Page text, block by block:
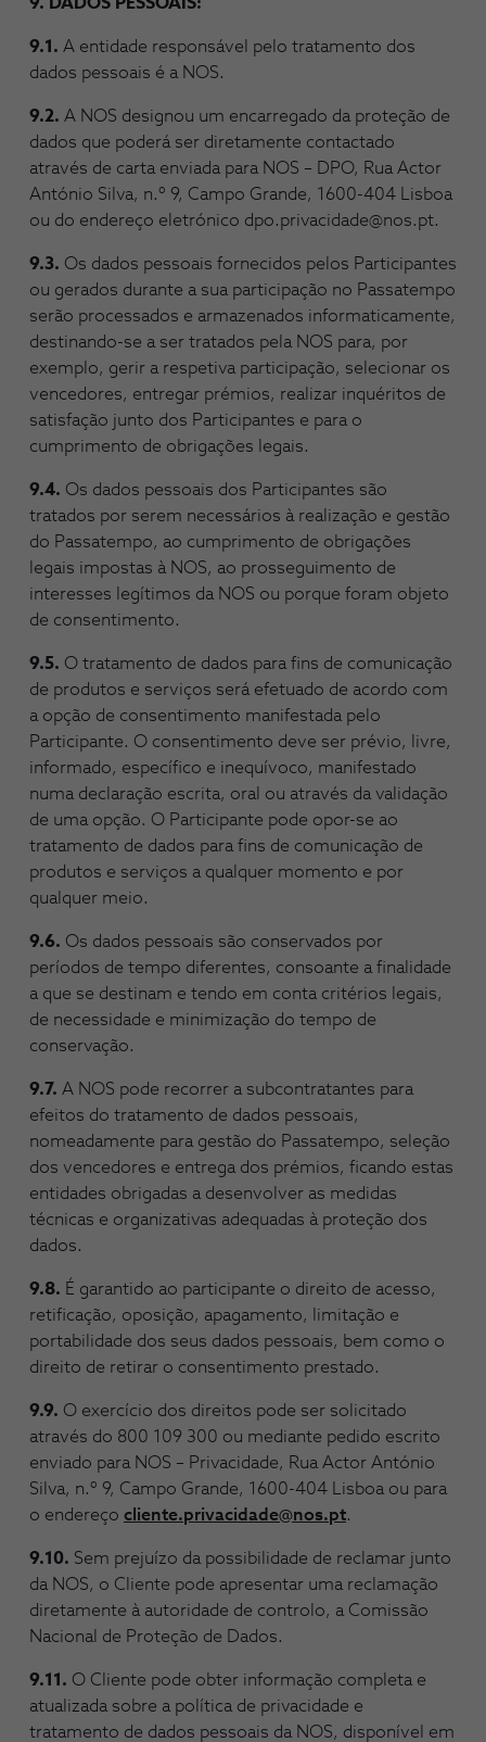
9.1. A entidade responsável pelo tratamento dos
dados pessoais é a NOS.
9.2. A NOS designou um encarregado da proteção de
dados que poderá ser diretamente contactado
através de carta enviada para NOS – DPO, Rua Actor
António Silva, n.º 9, Campo Grande, 1600-404 Lisboa
ou do endereço eletrónico dpo.privacidade@nos.pt.
9.3. Os dados pessoais fornecidos pelos Participantes
ou gerados durante a sua participação no Passatempo
serão processados e armazenados informaticamente,
destinando-se a ser tratados pela NOS para, por
exemplo, gerir a respetiva participação, selecionar os
vencedores, entregar prémios, realizar inquéritos de
satisfação junto dos Participantes e para o
cumprimento de obrigações legais.
9.4. Os dados pessoais dos Participantes são
tratados por serem necessários à realização e gestão
do Passatempo, ao cumprimento de obrigações
legais impostas à NOS, ao prosseguimento de
interesses legítimos da NOS ou porque foram objeto
de consentimento.
9.5. O tratamento de dados para fins de comunicação
de produtos e serviços será efetuado de acordo com
a opção de consentimento manifestada pelo
Participante. O consentimento deve ser prévio, livre,
informado, específico e inequívoco, manifestado
numa declaração escrita, oral ou através da validação
de uma opção. O Participante pode opor-se ao
tratamento de dados para fins de comunicação de
produtos e serviços a qualquer momento e por
qualquer meio.
9.6. Os dados pessoais são conservados por
períodos de tempo diferentes, consoante a finalidade
a que se destinam e tendo em conta critérios legais,
de necessidade e minimização do tempo de
conservação.
9.7. A NOS pode recorrer a subcontratantes para
efeitos do tratamento de dados pessoais,
nomeadamente para gestão do Passatempo, seleção
dos vencedores e entrega dos prémios, ficando estas
entidades obrigadas a desenvolver as medidas
técnicas e organizativas adequadas à proteção dos
dados.
9.8. É garantido ao participante o direito de acesso,
retificação, oposição, apagamento, limitação e
portabilidade dos seus dados pessoais, bem como o
direito de retirar o consentimento prestado.
9.9. O exercício dos direitos pode ser solicitado
através do 800 109 300 ou mediante pedido escrito
enviado para NOS – Privacidade, Rua Actor António
Silva, n.º 9, Campo Grande, 1600-404 Lisboa ou para
o endereço cliente.privacidade@nos.pt.
9.10. Sem prejuízo da possibilidade de reclamar junto
da NOS, o Cliente pode apresentar uma reclamação
diretamente à autoridade de controlo, a Comissão
Nacional de Proteção de Dados.
9.11. O Cliente pode obter informação completa e
atualizada sobre a política de privacidade e
tratamento de dados pessoais da NOS, disponível em